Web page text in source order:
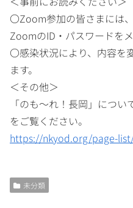
〇Zoom参加の皆さまには
ZoomのID・パスワードを
〇感染状況により、内容を
ます。
＜その他＞
「のも～れ！長岡」につ
をご覧ください。
https://nkyod.org/page-
未分類